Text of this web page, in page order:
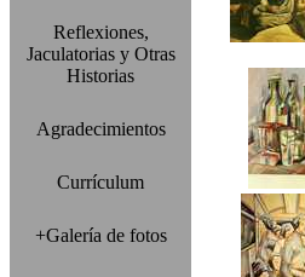
Reflexiones,
Jaculatorias y Otras
Historias
Agradecimientos
Currículum
+Galería de fotos